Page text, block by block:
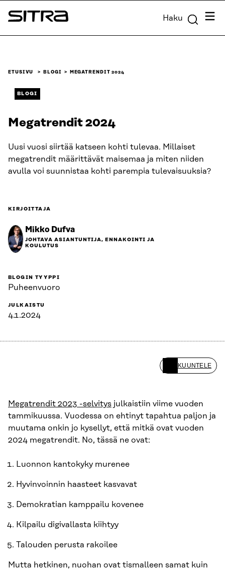
Siirry
suoraan
Sitra Haku
ETUSIVU BLOGI MEGATRENDIT 2024
BLOGI
Megatrendit 2024
Uusi vuosi siirtää katseen kohti tulevaa. Millaiset
megatrendit määrittävät maisemaa ja miten niiden
avulla voi suunnistaa kohti parempia tulevaisuuksia?
KIRJOITTAJA
Mikko Dufva
JOHTAVA ASIANTUNTIJA, ENNAKOINTI JA
KOULUTUS
BLOGIN TYYPPI
Puheenvuoro
JULKAISTU
4.1.2024
KUUNTELE
Megatrendit 2023 -selvitys julkaistiin viime vuoden
tammikuussa. Vuodessa on ehtinyt tapahtua paljon ja
muutama onkin jo kysellyt, että mitkä ovat vuoden
2024 megatrendit. No, tässä ne ovat:
Luonnon kantokyky murenee
Hyvinvoinnin haasteet kasvavat
Demokratian kamppailu kovenee
Kilpailu digivallasta kiihtyy
Talouden perusta rakoilee
Mutta hetkinen, nuohan ovat tismalleen samat kuin